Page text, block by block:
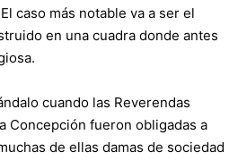
caso más notable va a ser el
en una cuadra donde antes
cuando las Reverendas
Concepción fueron obligadas a
de ellas damas de sociedad